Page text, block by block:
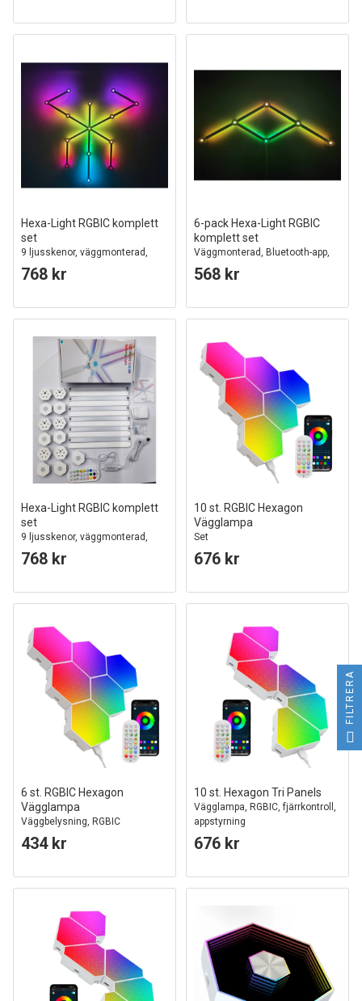
Hexa-Light RGBIC komplett
set
9 ljusskenor, väggmonterad,
Bluetooth-app, USB
768 kr
6-pack Hexa-Light RGBIC
komplett set
Väggmonterad, Bluetooth-app,
USB
568 kr
Hexa-Light RGBIC komplett
set
9 ljusskenor, väggmonterad,
Bluetooth-app, USB, svart
768 kr
10 st. RGBIC Hexagon
Vägglampa
Set
676 kr
6 st. RGBIC Hexagon
Vägglampa
Väggbelysning, RGBIC
434 kr
10 st. Hexagon Tri Panels
Vägglampa, RGBIC, fjärrkontroll,
appstyrning
676 kr
FILTRERA